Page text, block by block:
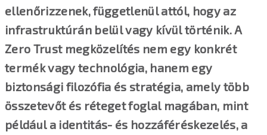
ellenőrizzenek, függetlenül attól, hogy az
infrastruktúrán belül vagy kívül történik. A
Zero Trust megközelítés nem egy konkrét
termék vagy technológia, hanem egy
biztonsági filozófia és stratégia, amely több
összetevőt és réteget foglal magában, mint
például a identitás- és hozzáféréskezelés, a